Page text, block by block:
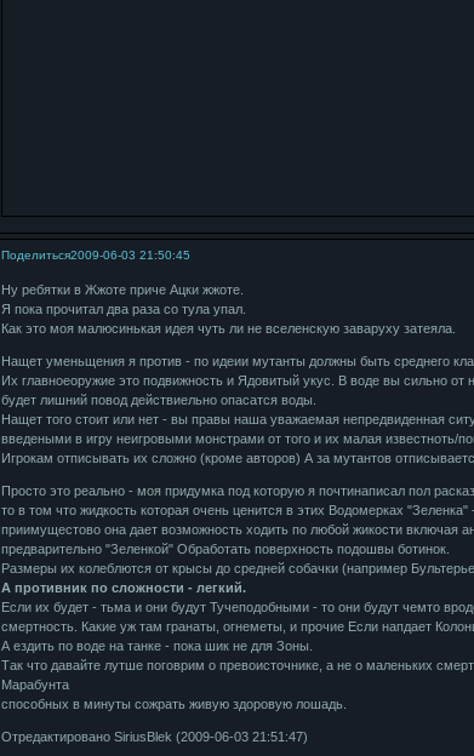
Поделиться2009-06-03 21:50:45
Ну ребятки в Жжоте приче Ацки жжоте.
Я пока прочитал два раза со тула упал.
Как это моя малюсинькая идея чуть ли не вселенскую заваруху затеяла.
Нащет уменьщения я против - по идеии мутанты должны быть среднего
Их главноеоружие это подвижность и Ядовитый укус. В воде вы сильно от
будет лишний повод действиельно опасатся воды.
Нащет того стоит или нет - вы правы наша уважаемая непредвиденная
введеными в игру неигровыми монстрами от того и их малая известноть/
Игрокам отписывать их сложно (кроме авторов) А за мутантов
Просто это реально - моя придумка под которую я почтинаписал пол
то в том что жидкость которая очень ценится в этих Водомерках "Зеленка"
приимущестово она дает возможность ходить по любой жикости включая
предварительно "Зеленкой" Обработать поверхность подошвы ботинок.
Размеры их колеблются от крысы до средней собачки (например
А противник по сложности - легкий.
Если их будет - тьма и они будут Тучеподобными - то они будут чемто
смертность. Какие уж там гранаты, огнеметы, и прочие Если напдает
А ездить по воде на танке - пока шик не для Зоны.
Так что давайте лутше поговрим о превоисточнике, а не о маленьких
Марабунта
способных в минуты сожрать живую здоровую лошадь.
Отредактировано SiriusBlek (2009-06-03 21:51:47)